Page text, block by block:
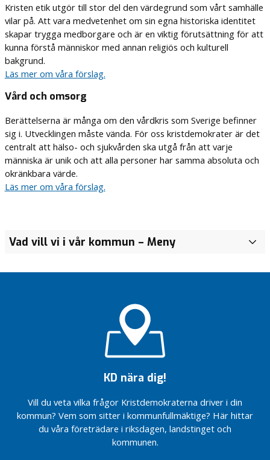
Kristen etik utgör till stor del den värdegrund som vårt samhälle
vilar på. Att vara medvetenhet om sin egna historiska identitet
skapar trygga medborgare och är en viktig förutsättning för att
kunna förstå människor med annan religiös och kulturell
bakgrund.
Läs mer om våra förslag.
Vård och omsorg
Berättelserna är många om den vårdkris som Sverige befinner
sig i. Utvecklingen måste vända. För oss kristdemokrater är det
centralt att hälso- och sjukvården ska utgå från att varje
människa är unik och att alla personer har samma absoluta och
okränkbara värde.
Läs mer om våra förslag.
Vad vill vi i vår kommun – Meny
KD nära dig!
Vill du veta vilka frågor Kristdemokraterna driver i din
kommun? Vem som sitter i kommunfullmäktige? Här hittar
du våra företrädare i riksdagen, landstinget och
kommunen.